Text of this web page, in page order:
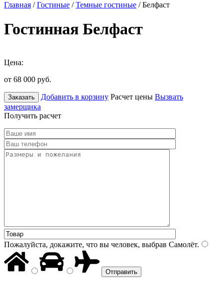
Главная /Гостиные /Темные гостиные / Белфаст
Гостинная Белфаст
Цена:
от 68 000 руб.
Заказать Добавить в корзину Расчет цены Вызвать
замерщика
Получить расчет
Пожалуйста, докажите, что вы человек, выбрав Самолёт.